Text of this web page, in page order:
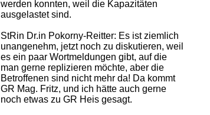
werden konnten, weil die Kapazitäten
ausgelastet sind.
StRin Dr.in Pokorny-Reitter: Es ist ziemlich
unangenehm, jetzt noch zu diskutieren, weil
es ein paar Wortmeldungen gibt, auf die
man gerne replizieren möchte, aber die
Betroffenen sind nicht mehr da! Da kommt
GR Mag. Fritz, und ich hätte auch gerne
noch etwas zu GR Heis gesagt.